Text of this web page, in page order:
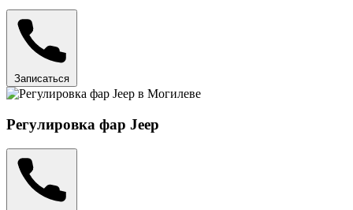
Записаться
Регулировка фар Jeep